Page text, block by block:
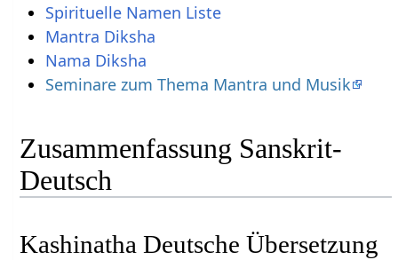
Spirituelle Namen Liste
Mantra Diksha
Nama Diksha
Seminare zum Thema Mantra und Musik
Zusammenfassung Sanskrit-
Deutsch
Kashinatha Deutsche Übersetzung